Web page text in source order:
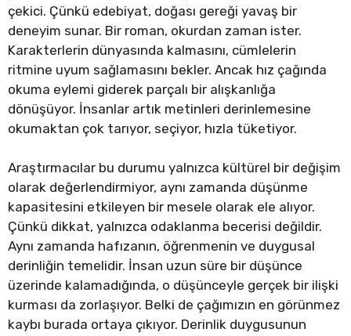
çekici. Çünkü edebiyat, doğası gereği yavaş bir
deneyim sunar. Bir roman, okurdan zaman ister.
Karakterlerin dünyasında kalmasını, cümlelerin
ritmine uyum sağlamasını bekler. Ancak hız çağında
okuma eylemi giderek parçalı bir alışkanlığa
dönüşüyor. İnsanlar artık metinleri derinlemesine
okumaktan çok tarıyor, seçiyor, hızla tüketiyor.
Araştırmacılar bu durumu yalnızca kültürel bir değişim
olarak değerlendirmiyor, aynı zamanda düşünme
kapasitesini etkileyen bir mesele olarak ele alıyor.
Çünkü dikkat, yalnızca odaklanma becerisi değildir.
Aynı zamanda hafızanın, öğrenmenin ve duygusal
derinliğin temelidir. İnsan uzun süre bir düşünce
üzerinde kalamadığında, o düşünceyle gerçek bir ilişki
kurması da zorlaşıyor. Belki de çağımızın en görünmez
kaybı burada ortaya çıkıyor. Derinlik duygusunun